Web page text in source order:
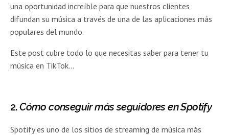
una oportunidad increíble para que nuestros clientes
difundan su música a través de una de las aplicaciones más
populares del mundo.
Este post cubre todo lo que necesitas saber para tener tu
música en TikTok…
2.Cómo conseguir más seguidores en Spotify
Spotify es uno de los sitios de streaming de música más